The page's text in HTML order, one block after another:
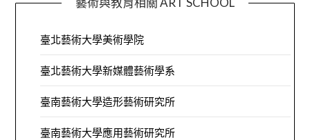
臺北藝術大學美術學院
臺北藝術大學新媒體藝術學系
臺南藝術大學造形藝術研究所
臺南藝術大學應用藝術研究所